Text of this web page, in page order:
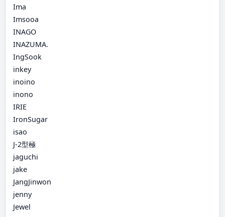
Ima
Imsooa
INAGO
INAZUMA.
IngSook
inkey
inoino
inono
IRIE
IronSugar
isao
J-2型極
jaguchi
jake
JangJinwon
jenny
Jewel